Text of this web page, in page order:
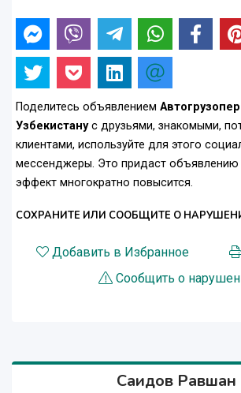
Поделитесь объявлением
Узбекистанус друзьями, знакомыми,
клиентами, используйте для этого
мессенджеры. Это придаст объявлению
эффект многократно повысится.
СОХРАНИТЕ ИЛИ СООБЩИТЕ О
Добавить в Избранное
Сообщить о
Саидов Равшан